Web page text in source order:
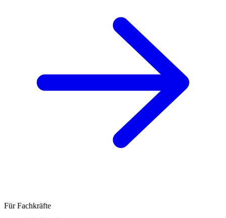
Für Fachkräfte